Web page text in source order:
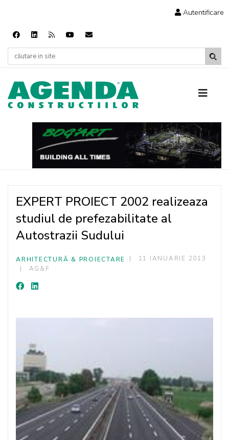
Autentificare
EXPERT PROIECT 2002 realizeaza
studiul de prefezabilitate al
Autostrazii Sudului
ARHITECTURĂ & PROIECTARE
11 IANUARIE 2013
AG&F